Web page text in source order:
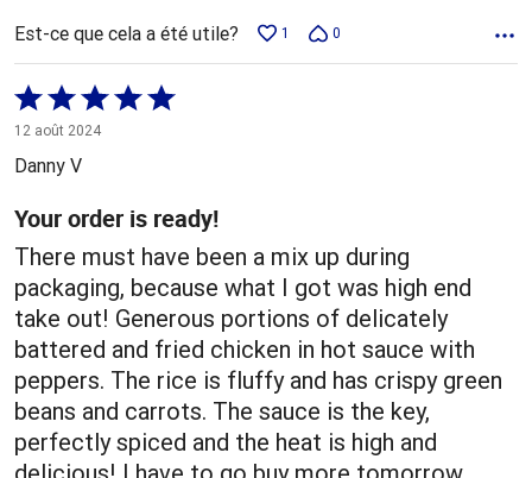
Est-ce que cela a été utile? 1 0
Coté
5 sur
5
12 août 2024
Danny V
Your order is ready!
There must have been a mix up during
packaging, because what I got was high end
take out! Generous portions of delicately
battered and fried chicken in hot sauce with
peppers. The rice is fluffy and has crispy green
beans and carrots. The sauce is the key,
perfectly spiced and the heat is high and